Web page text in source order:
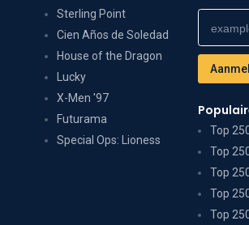
Sterling Point
Cien Años de Soledad
House of the Dragon
Lucky
X-Men '97
Futurama
Special Ops: Lioness
Top
Top
Top
Top
Top